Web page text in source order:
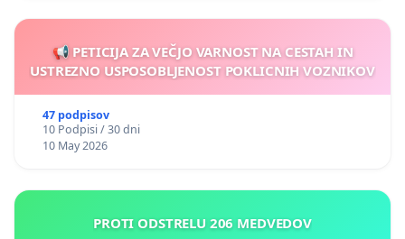
📢 PETICIJA ZA VEČJO VARNOST NA CESTAH IN
USTREZNO USPOSOBLJENOST POKLICNIH VOZNIKOV
47 podpisov
10 Podpisi / 30 dni
10 May 2026
PROTI ODSTRELU 206 MEDVEDOV